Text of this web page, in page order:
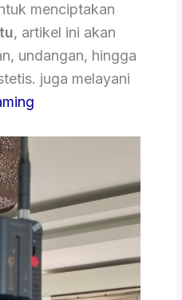
menciptakan
, artikel ini akan
undangan, hingga
juga melayani